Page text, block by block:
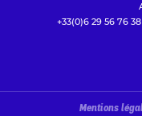
+33(0)6 29 56 76 38
Mentions